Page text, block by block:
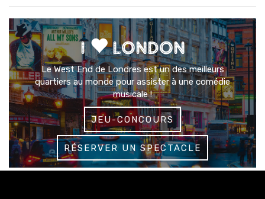
I LONDON
Le West End de Londres est un des meilleurs
quartiers au monde pour assister à une comédie
musicale !
JEU-CONCOURS
RÉSERVER UN SPECTACLE